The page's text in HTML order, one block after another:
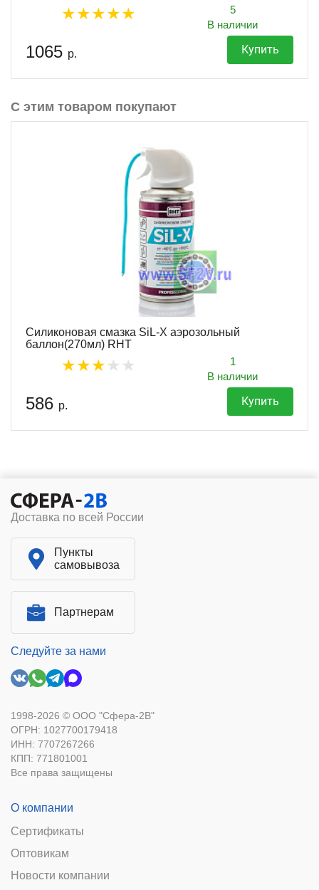
5
В наличии
1065 р. Купить
С этим товаром покупают
Силиконовая смазка SiL-X аэрозольный
баллон(270мл) RHT
1
В наличии
586 р. Купить
Доставка по всей России
Пункты
самовывоза
Партнерам
Следуйте за нами
1998-2026 © ООО "Сфера-2В"
ОГРН: 1027700179418
ИНН: 7707267266
КПП: 771801001
Все права защищены
О компании
Сертификаты
Оптовикам
Новости компании